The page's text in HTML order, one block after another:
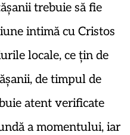
trebuie să fie
intimă cu Cristos
locale, ce țin de
de timpul de
atent verificate
a momentului, iar